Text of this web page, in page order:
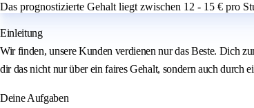
Das prognostizierte Gehalt liegt zwischen 12 - 15 € pro
Einleitung
Wir finden, unsere Kunden verdienen nur das Beste. Dich
dir das nicht nur über ein faires Gehalt, sondern auch durch
Deine Aufgaben